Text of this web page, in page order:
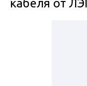
кабеля от